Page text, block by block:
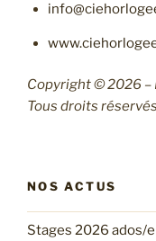
Copyright © 2026 –
Tous droits réservés
NOS ACTUS
Stages 2026 ados/